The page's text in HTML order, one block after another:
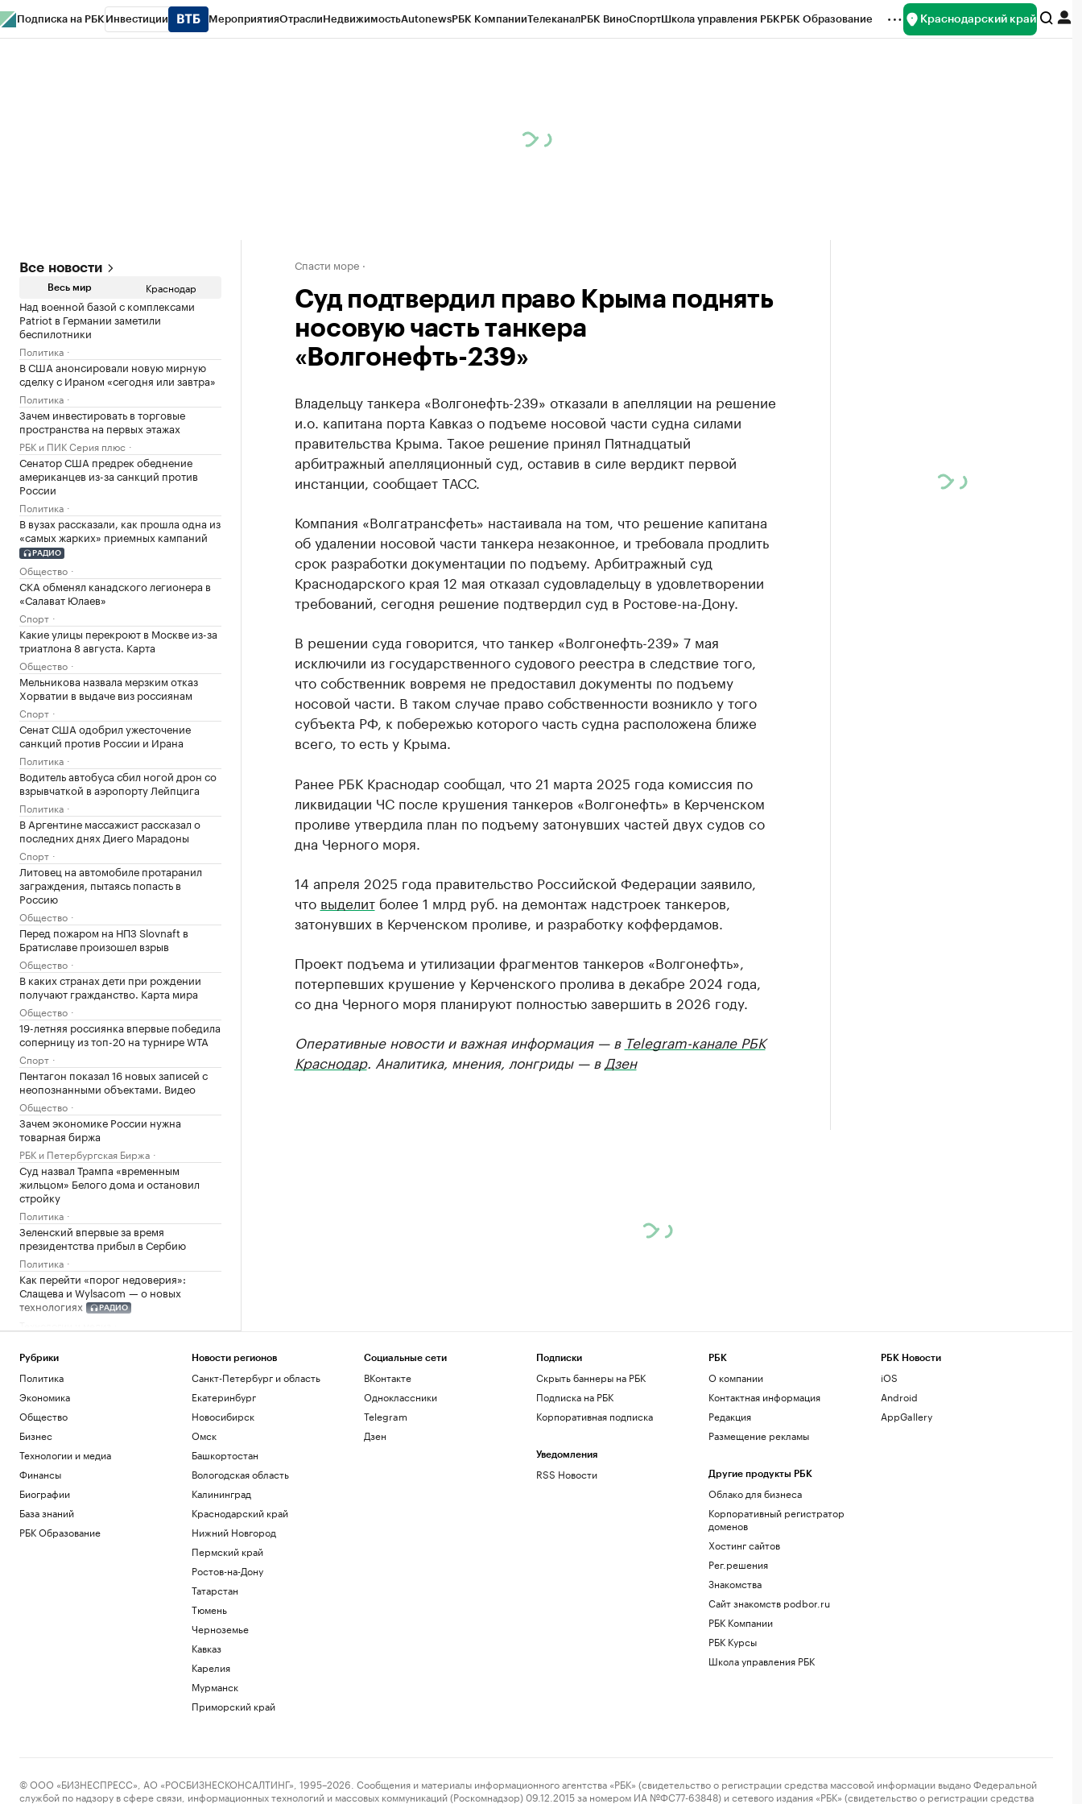
Подписка на РБК Инвестиции МероприятияОтраслиНедвижимостьAutonewsРБК КомпанииТелеканалРБК ВиноСпортШкола управления РБКРБК Образование Краснодарский край
Все новости
Весь мир Краснодар
Над военной базой с комплексами
Patriot в Германии заметили
беспилотники
Политика
В США анонсировали новую мирную
сделку с Ираном «сегодня или завтра»
Политика
Зачем инвестировать в торговые
пространства на первых этажах
РБК и ПИК Серия плюс
Сенатор США предрек обеднение
американцев из-за санкций против
России
Политика
В вузах рассказали, как прошла одна из
«самых жарких» приемных кампаний
РАДИО
Общество
СКА обменял канадского легионера в
«Салават Юлаев»
Спорт
Какие улицы перекроют в Москве из-за
триатлона 8 августа. Карта
Общество
Мельникова назвала мерзким отказ
Хорватии в выдаче виз россиянам
Спорт
Сенат США одобрил ужесточение
санкций против России и Ирана
Политика
Водитель автобуса сбил ногой дрон со
взрывчаткой в аэропорту Лейпцига
Политика
В Аргентине массажист рассказал о
последних днях Диего Марадоны
Спорт
Литовец на автомобиле протаранил
заграждения, пытаясь попасть в
Россию
Общество
Перед пожаром на НПЗ Slovnaft в
Братиславе произошел взрыв
Общество
В каких странах дети при рождении
получают гражданство. Карта мира
Общество
19-летняя россиянка впервые победила
соперницу из топ-20 на турнире WTA
Спорт
Пентагон показал 16 новых записей с
неопознанными объектами. Видео
Общество
Зачем экономике России нужна
товарная биржа
РБК и Петербургская Биржа
Суд назвал Трампа «временным
жильцом» Белого дома и остановил
стройку
Политика
Зеленский впервые за время
президентства прибыл в Сербию
Политика
Как перейти «порог недоверия»:
Слащева и Wylsacom — о новых
технологиях
РАДИО
Спасти море
Суд подтвердил право Крыма поднять
носовую часть танкера
«Волгонефть-239»
Владельцу танкера «Волгонефть-239» отказали в апелляции на решение
и.о. капитана порта Кавказ о подъеме носовой части судна силами
правительства Крыма. Такое решение принял Пятнадцатый
арбитражный апелляционный суд, оставив в силе вердикт первой
инстанции, сообщает ТАСС.
Компания «Волгатрансфеть» настаивала на том, что решение капитана
об удалении носовой части танкера незаконное, и требовала продлить
срок разработки документации по подъему. Арбитражный суд
Краснодарского края 12 мая отказал судовладельцу в удовлетворении
требований, сегодня решение подтвердил суд в Ростове-на-Дону.
В решении суда говорится, что танкер «Волгонефть-239» 7 мая
исключили из государственного судового реестра в следствие того,
что собственник вовремя не предоставил документы по подъему
носовой части. В таком случае право собственности возникло у того
субъекта РФ, к побережью которого часть судна расположена ближе
всего, то есть у Крыма.
Ранее РБК Краснодар сообщал, что 21 марта 2025 года комиссия по
ликвидации ЧС после крушения танкеров «Волгонефть» в Керченском
проливе утвердила план по подъему затонувших частей двух судов со
дна Черного моря.
14 апреля 2025 года правительство Российской Федерации заявило,
что выделитболее 1 млрд руб. на демонтаж надстроек танкеров,
затонувших в Керченском проливе, и разработку коффердамов.
Проект подъема и утилизации фрагментов танкеров «Волгонефть»,
потерпевших крушение у Керченского пролива в декабре 2024 года,
со дна Черного моря планируют полностью завершить в 2026 году.
Оперативные новости и важная информация — в Telegram-канале РБК
Краснодар. Аналитика, мнения, лонгриды — в Дзен
Рубрики
Политика
Экономика
Общество
Бизнес
Технологии и медиа
Финансы
Биографии
База знаний
РБК Образование
Новости регионов
Санкт-Петербург и область
Екатеринбург
Новосибирск
Омск
Башкортостан
Вологодская область
Калининград
Краснодарский край
Нижний Новгород
Пермский край
Ростов-на-Дону
Татарстан
Тюмень
Черноземье
Кавказ
Карелия
Мурманск
Приморский край
Социальные сети
ВКонтакте
Одноклассники
Telegram
Дзен
Подписки
Скрыть баннеры на РБК
Подписка на РБК
Корпоративная подписка
Уведомления
RSS Новости
РБК
О компании
Контактная информация
Редакция
Размещение рекламы
Другие продукты РБК
Облако для бизнеса
Корпоративный регистратор
доменов
Хостинг сайтов
Рег.решения
Знакомства
Сайт знакомств podbor.ru
РБК Компании
РБК Курсы
Школа управления РБК
РБК Новости
iOS
Android
AppGallery
© ООО «БИЗНЕСПРЕСС», АО «РОСБИЗНЕСКОНСАЛТИНГ», 1995–2026. Сообщения и материалы информационного агентства «РБК» (свидетельство о регистрации средства массовой информации выдано Федеральной
службой по надзору в сфере связи, информационных технологий и массовых коммуникаций (Роскомнадзор) 09.12.2015 за номером ИА №ФС77-63848) и сетевого издания «РБК» (свидетельство о регистрации средства